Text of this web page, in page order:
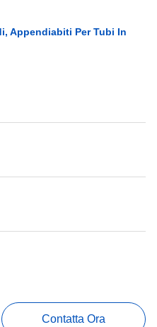
Appendiabiti Per Tubi In
Contatta Ora